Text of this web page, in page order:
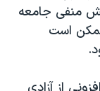
منفی جامعه
است